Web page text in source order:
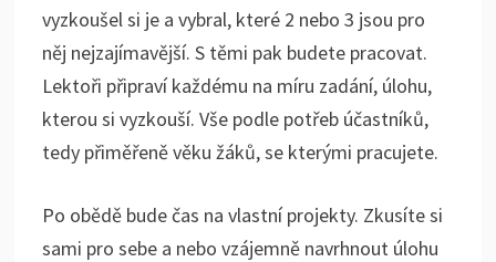
vyzkoušel si je a vybral, které 2 nebo 3 jsou pro
něj nejzajímavější. S těmi pak budete pracovat.
Lektoři připraví každému na míru zadání, úlohu,
kterou si vyzkouší. Vše podle potřeb účastníků,
tedy přiměřeně věku žáků, se kterými pracujete.
Po obědě bude čas na vlastní projekty. Zkusíte si
sami pro sebe a nebo vzájemně navrhnout úlohu